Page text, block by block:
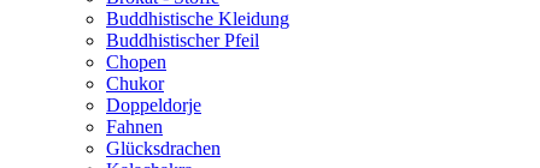
Buddhistische Kleidung
Buddhistischer Pfeil
Chopen
Chukor
Doppeldorje
Fahnen
Glücksdrachen